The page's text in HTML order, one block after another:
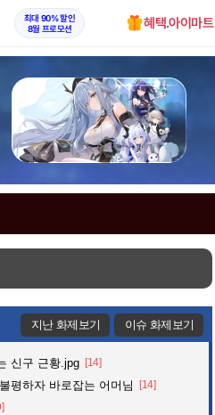
최대 90% 할인
8월 프로모션
혜택.아이마트
지난 화제보기 이슈 화제보기
신구 근황.jpg [14]
평하자 바로잡는 어머님 [14]